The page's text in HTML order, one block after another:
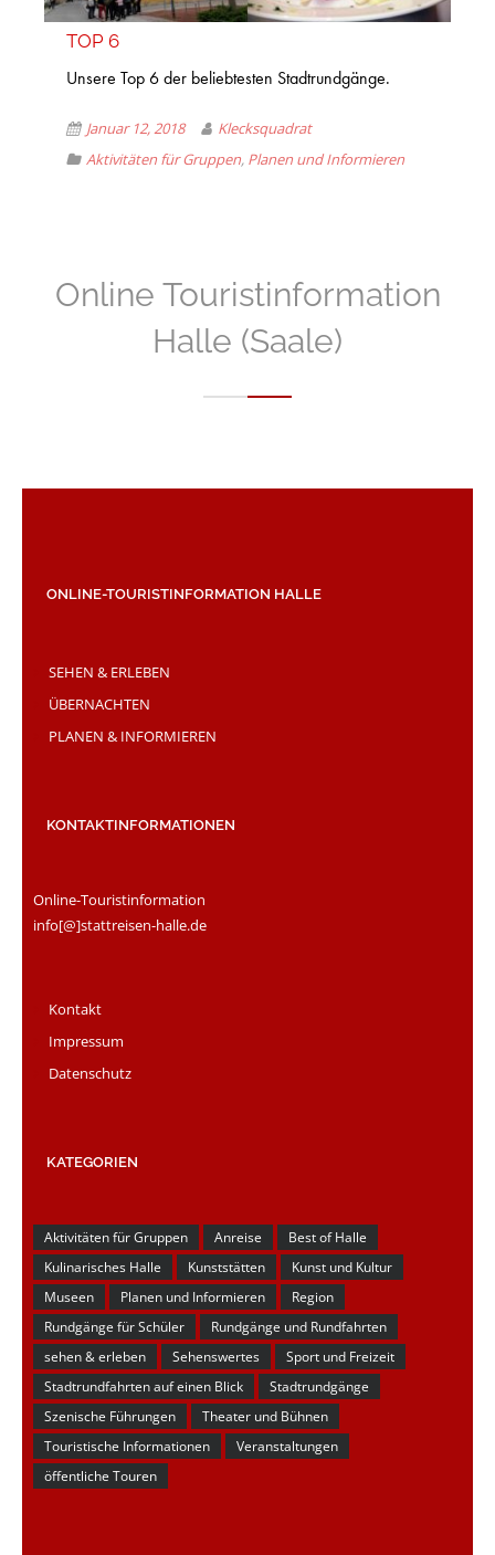
TOP 6
Unsere Top 6 der beliebtesten Stadtrundgänge.
Januar 12, 2018
Klecksquadrat
Aktivitäten für Gruppen, Planen und Informieren
Online Touristinformation
Halle (Saale)
ONLINE-TOURISTINFORMATION HALLE
SEHEN & ERLEBEN
ÜBERNACHTEN
PLANEN & INFORMIEREN
KONTAKTINFORMATIONEN
Online-Touristinformation
info[@]stattreisen-halle.de
Kontakt
Impressum
Datenschutz
KATEGORIEN
Aktivitäten für Gruppen Anreise
Best of Halle
Kulinarisches Halle
Kunststätten
Kunst und Kultur
Museen
Planen und Informieren
Region
Rundgänge für Schüler
Rundgänge und Rundfahrten
sehen & erleben
Sehenswertes
Sport und Freizeit
Stadtrundfahrten auf einen Blick
Stadtrundgänge
Szenische Führungen
Theater und Bühnen
Touristische Informationen
Veranstaltungen
öffentliche Touren